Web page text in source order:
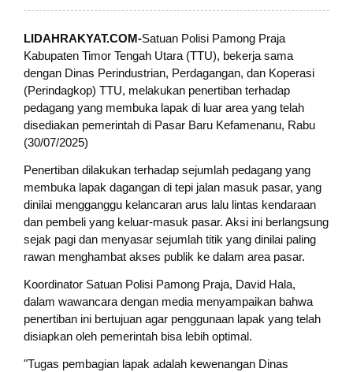
LIDAHRAKYAT.COM-Satuan Polisi Pamong Praja
Kabupaten Timor Tengah Utara (TTU), bekerja sama
dengan Dinas Perindustrian, Perdagangan, dan Koperasi
(Perindagkop) TTU, melakukan penertiban terhadap
pedagang yang membuka lapak di luar area yang telah
disediakan pemerintah di Pasar Baru Kefamenanu, Rabu
(30/07/2025)
Penertiban dilakukan terhadap sejumlah pedagang yang
membuka lapak dagangan di tepi jalan masuk pasar, yang
dinilai mengganggu kelancaran arus lalu lintas kendaraan
dan pembeli yang keluar-masuk pasar. Aksi ini berlangsung
sejak pagi dan menyasar sejumlah titik yang dinilai paling
rawan menghambat akses publik ke dalam area pasar.
Koordinator Satuan Polisi Pamong Praja, David Hala,
dalam wawancara dengan media menyampaikan bahwa
penertiban ini bertujuan agar penggunaan lapak yang telah
disiapkan oleh pemerintah bisa lebih optimal.
"Tugas pembagian lapak adalah kewenangan Dinas